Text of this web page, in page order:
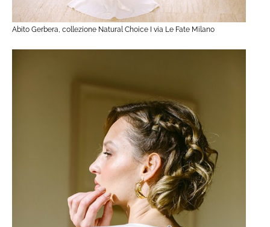
Abito Gerbera, collezione Natural Choice I via Le Fate Milano